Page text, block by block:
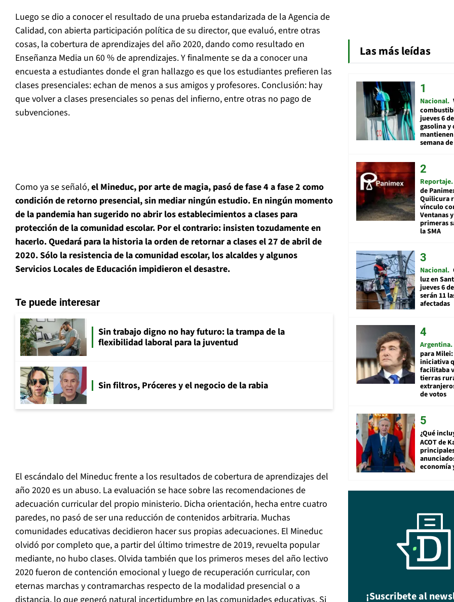
Luego se dio a conocer el resultado de una prueba estandarizada de la Agencia de
Calidad, con abierta participación política de su director, que evaluó, entre otras
cosas, la cobertura de aprendizajes del año 2020, dando como resultado en
Enseñanza Media un 60 % de aprendizajes. Y finalmente se da a conocer una
encuesta a estudiantes donde el gran hallazgo es que los estudiantes prefieren las
clases presenciales: echan de menos a sus amigos y profesores. Conclusión: hay
que volver a clases presenciales so penas del infierno, entre otras no pago de
subvenciones.
Como ya se señaló,el Mineduc, por arte de magia, pasó de fase 4 a fase 2 como
condición de retorno presencial, sin mediar ningún estudio. En ningún momento
de la pandemia han sugerido no abrir los establecimientos a clases para
protección de la comunidad escolar. Por el contrario: insisten tozudamente en
hacerlo. Quedará para la historia la orden de retornar a clases el 27 de abril de
2020. Sólo la resistencia de la comunidad escolar, los alcaldes y algunos
Servicios Locales de Educación impidieron el desastre.
Te puede interesar
Sin trabajo digno no hay futuro: la trampa de la
flexibilidad laboral para la juventud
Sin filtros, Próceres y el negocio de la rabia
El escándalo del Mineduc frente a los resultados de cobertura de aprendizajes del
año 2020 es un abuso. La evaluación se hace sobre las recomendaciones de
adecuación curricular del propio ministerio. Dicha orientación, hecha entre cuatro
paredes, no pasó de ser una reducción de contenidos arbitraria. Muchas
comunidades educativas decidieron hacer sus propias adecuaciones. El Mineduc
olvidó por completo que, a partir del último trimestre de 2019, revuelta popular
mediante, no hubo clases. Olvida también que los primeros meses del año lectivo
2020 fueron de contención emocional y luego de recuperación curricular, con
eternas marchas y contramarchas respecto de la modalidad presencial o a
Las más leídas
Nacional
jueves 6
gasolina y
semana
Reportaje
de
Quilicura
vínculo
Ventanas
primeras
la SMA
Nacional
luz en
jueves 6
serán 11
afectadas
Argentina
para
iniciativa
facilitaba
tierras
de votos
¿Qué
ACOT de
economía
¡Suscribete al